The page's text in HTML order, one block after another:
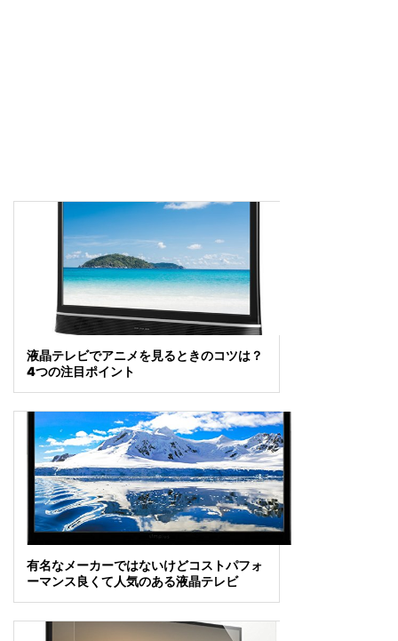
液晶テレビでアニメを見るときのコツは？
4つの注目ポイント
有名なメーカーではないけどコストパフォ
ーマンス良くて人気のある液晶テレビ